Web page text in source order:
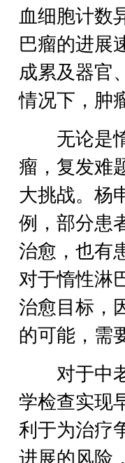
血细胞计数
巴瘤的进展
成累及器官
情况下，肿
无论是惰
瘤，复发难
大挑战。杨
例，部分患
治愈，也有
对于惰性淋
治愈目标，
的可能，需
对于中老
学检查实现
利于为治疗
进展的风险